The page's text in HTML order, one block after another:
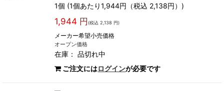
1個 (1個あたり1,944円（税込 2,138円）)
1,944 円 (税込 2,138 円)
メーカー希望小売価格
オープン価格
在庫：品切れ中
ご注文にはログインが必要です